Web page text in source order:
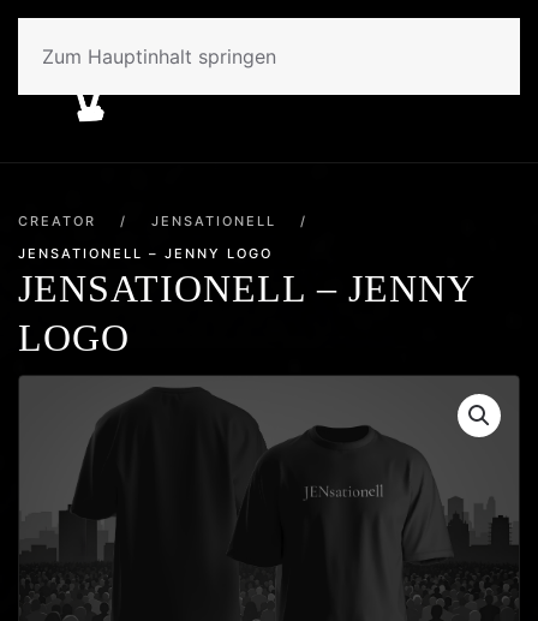
Zum Hauptinhalt springen
CREATOR / JENSATIONELL
/
JENSATIONELL – JENNY LOGO
JENSATIONELL – JENNY
LOGO